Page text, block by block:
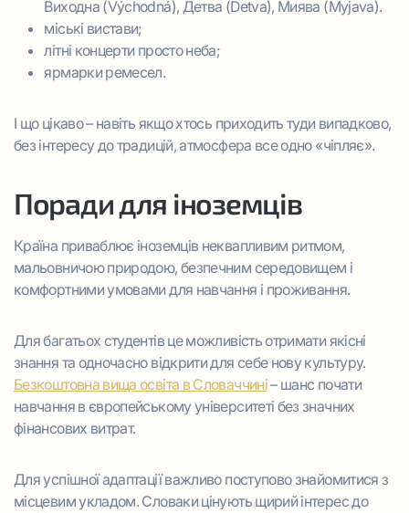
Виходна (Východná), Детва (Detva), Миява (Myjava).
міські вистави;
літні концерти просто неба;
ярмарки ремесел.
І що цікаво – навіть якщо хтось приходить туди випадково,
без інтересу до традицій, атмосфера все одно «чіпляє».
Поради для іноземців
Країна приваблює іноземців неквапливим ритмом,
мальовничою природою, безпечним середовищем і
комфортними умовами для навчання і проживання.
Для багатьох студентів це можливість отримати якісні
знання та одночасно відкрити для себе нову культуру.
Безкоштовна вища освіта в Словаччині– шанс почати
навчання в європейському університеті без значних
фінансових витрат.
Для успішної адаптації важливо поступово знайомитися з
місцевим укладом. Словаки цінують щирий інтерес до